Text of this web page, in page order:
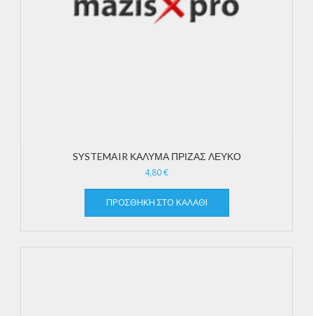
SYSTEMAIR ΚΑΛΥΜΑ ΠΡΙΖΑΣ ΛΕΥΚΟ
4,80€
ΠΡΟΣΘΉΚΗ ΣΤΟ ΚΑΛΆΘΙ